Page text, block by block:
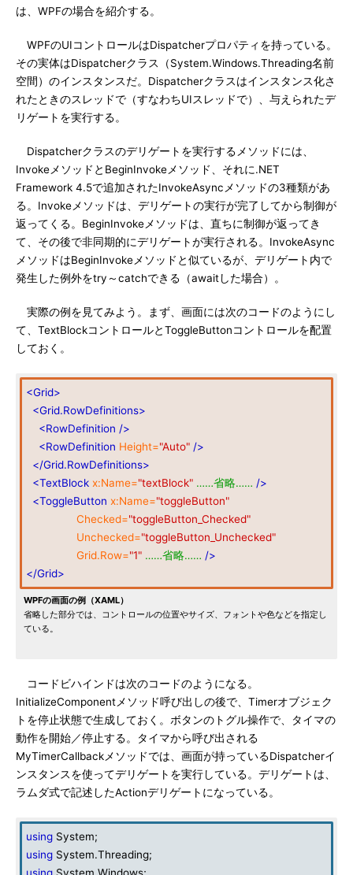
は、WPFの場合を紹介する。
WPFのUIコントロールはDispatcherプロパティを持っている。
その実体はDispatcherクラス（System.Windows.Threading名前
空間）のインスタンスだ。Dispatcherクラスはインスタンス化さ
れたときのスレッドで（すなわちUIスレッドで）、与えられたデ
リゲートを実行する。
Dispatcherクラスのデリゲートを実行するメソッドには、
InvokeメソッドとBeginInvokeメソッド、それに.NET
Framework 4.5で追加されたInvokeAsyncメソッドの3種類があ
る。Invokeメソッドは、デリゲートの実行が完了してから制御が
返ってくる。BeginInvokeメソッドは、直ちに制御が返ってき
て、その後で非同期的にデリゲートが実行される。InvokeAsync
メソッドはBeginInvokeメソッドと似ているが、デリゲート内で
発生した例外をtry～catchできる（awaitした場合）。
実際の例を見てみよう。まず、画面には次のコードのようにし
て、TextBlockコントロールとToggleButtonコントロールを配置
しておく。
<Grid>
<Grid.RowDefinitions>
<RowDefinition />
<RowDefinition Height="Auto" />
</Grid.RowDefinitions>
<TextBlock x:Name="textBlock" ……省略…… />
<ToggleButton x:Name="toggleButton"
Checked="toggleButton_Checked"
Unchecked="toggleButton_Unchecked"
Grid.Row="1" ……省略…… />
</Grid>
WPFの画面の例（XAML）
省略した部分では、コントロールの位置やサイズ、フォントや色などを指定し
ている。
コードビハインドは次のコードのようになる。
InitializeComponentメソッド呼び出しの後で、Timerオブジェク
トを停止状態で生成しておく。ボタンのトグル操作で、タイマの
動作を開始／停止する。タイマから呼び出される
MyTimerCallbackメソッドでは、画面が持っているDispatcherイ
ンスタンスを使ってデリゲートを実行している。デリゲートは、
ラムダ式で記述したActionデリゲートになっている。
using System;
using System.Threading;